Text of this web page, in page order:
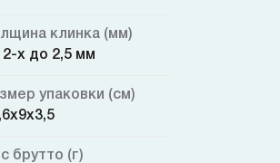
клинка (мм)
2-х до 2,5 мм
упаковки (см)
брутто (г)